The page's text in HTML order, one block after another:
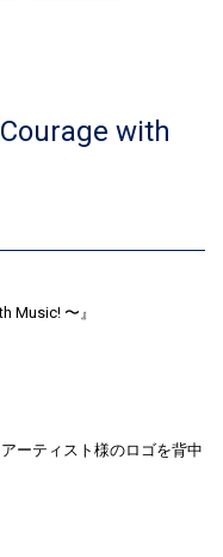
with
Music! 〜』
ーティスト様のロゴを背中